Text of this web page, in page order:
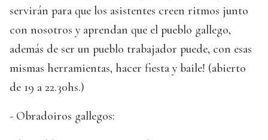
servirán para que los asistentes creen ritmos junto
con nosotros y aprendan que el pueblo gallego,
además de ser un pueblo trabajador puede, con esas
mismas herramientas, hacer fiesta y baile! (abierto
de 19 a 22.30hs.)
- Obradoiros gallegos: